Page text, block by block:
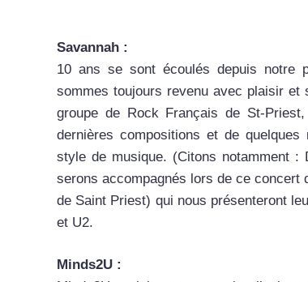
Savannah :
10 ans se sont écoulés depuis notre
sommes toujours revenu avec plaisir et
groupe de Rock Français de St-
dernières compositions et de
style de musique. (Citons notamment
serons accompagnés lors de ce concert
de Saint Priest) qui nous présenteront
et U2.
Minds2U :